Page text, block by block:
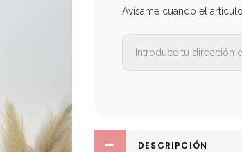
Avísame cuando el
DESCRIPCIÓN